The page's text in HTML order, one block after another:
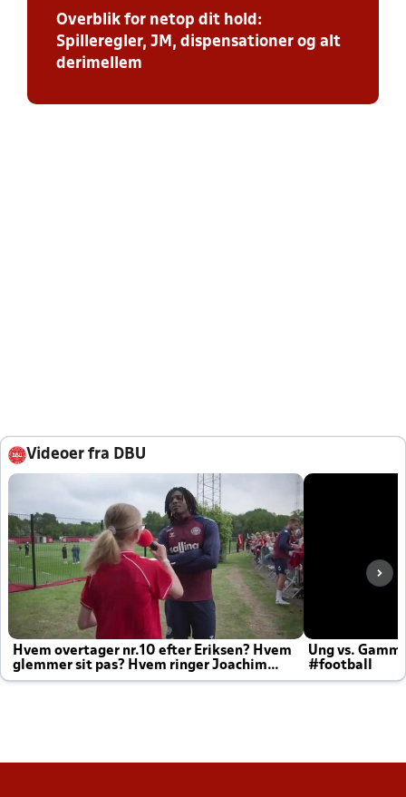
Overblik for netop dit hold:
Spilleregler, JM, dispensationer og alt
derimellem
Videoer fra DBU
Hvem overtager nr.10 efter Eriksen? Hvem
glemmer sit pas? Hvem ringer Joachim
altid til efter kampe?
Ung vs.
#football